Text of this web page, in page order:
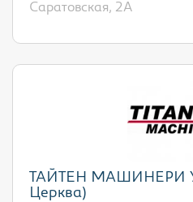
Саратовская, 2А
ТАЙТЕН МАШИНЕРИ
Церква)